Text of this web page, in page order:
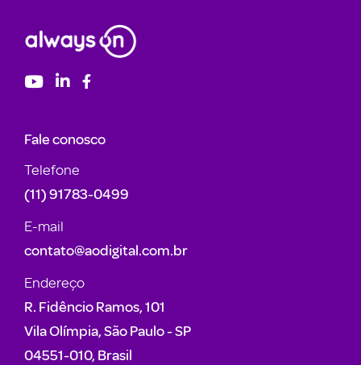
Fale conosco
Telefone
(11) 91783-0499
E-mail
contato@aodigital.com.br
Endereço
R. Fidêncio Ramos, 101
Vila Olímpia, São Paulo - SP
04551-010, Brasil